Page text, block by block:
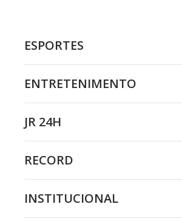
ESPORTES
ENTRETENIMENTO
JR 24H
RECORD
INSTITUCIONAL